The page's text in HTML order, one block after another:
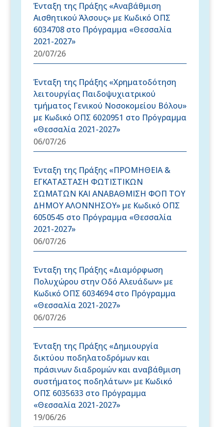
Ένταξη της Πράξης «Αναβάθμιση
Αισθητικού Άλσους» με Κωδικό ΟΠΣ
6034708 στο Πρόγραμμα «Θεσσαλία
2021-2027»
20/07/26
Ένταξη της Πράξης «Χρηματοδότηση
λειτουργίας Παιδοψυχιατρικού
τμήματος Γενικού Νοσοκομείου Βόλου»
με Κωδικό ΟΠΣ 6020951 στο Πρόγραμμα
«Θεσσαλία 2021-2027»
06/07/26
Ένταξη της Πράξης «ΠΡΟΜΗΘΕΙΑ &
ΕΓΚΑΤΑΣΤΑΣΗ ΦΩΤΙΣΤΙΚΩΝ
ΣΩΜΑΤΩΝ ΚΑΙ ΑΝΑΒΑΘΜΙΣΗ ΦΟΠ ΤΟΥ
ΔΗΜΟΥ ΑΛΟΝΝΗΣΟΥ» με Κωδικό ΟΠΣ
6050545 στο Πρόγραμμα «Θεσσαλία
2021-2027»
06/07/26
Ένταξη της Πράξης «Διαμόρφωση
Πολυχώρου στην Οδό Αλευάδων» με
Κωδικό ΟΠΣ 6034694 στο Πρόγραμμα
«Θεσσαλία 2021-2027»
06/07/26
Ένταξη της Πράξης «Δημιουργία
δικτύου ποδηλατοδρόμων και
πράσινων διαδρομών και αναβάθμιση
συστήματος ποδηλάτων» με Κωδικό
ΟΠΣ 6035633 στο Πρόγραμμα
«Θεσσαλία 2021-2027»
19/06/26